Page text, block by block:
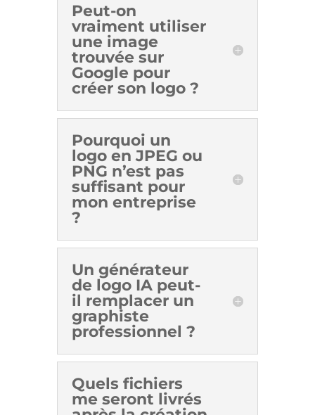
Peut-on
vraiment utiliser
une image
trouvée sur
Google pour
créer son logo ?
Pourquoi un
logo en JPEG ou
PNG n’est pas
suffisant pour
mon entreprise
?
Un générateur
de logo IA peut-
il remplacer un
graphiste
professionnel ?
Quels fichiers
me seront livrés